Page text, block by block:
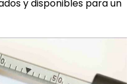
y disponibles para un